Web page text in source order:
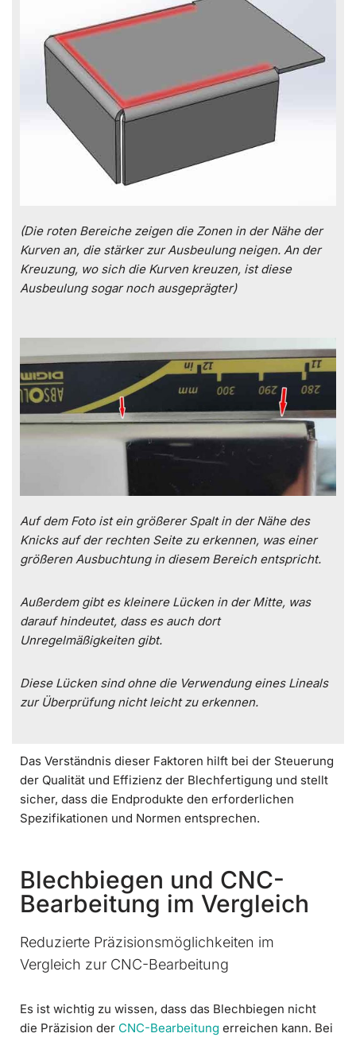
(Die roten Bereiche zeigen die Zonen in der Nähe der
Kurven an, die stärker zur Ausbeulung neigen. An der
Kreuzung, wo sich die Kurven kreuzen, ist diese
Ausbeulung sogar noch ausgeprägter)
Auf dem Foto ist ein größerer Spalt in der Nähe des
Knicks auf der rechten Seite zu erkennen, was einer
größeren Ausbuchtung in diesem Bereich entspricht.
Außerdem gibt es kleinere Lücken in der Mitte, was
darauf hindeutet, dass es auch dort
Unregelmäßigkeiten gibt.
Diese Lücken sind ohne die Verwendung eines Lineals
zur Überprüfung nicht leicht zu erkennen.
Das Verständnis dieser Faktoren hilft bei der Steuerung
der Qualität und Effizienz der Blechfertigung und stellt
sicher, dass die Endprodukte den erforderlichen
Spezifikationen und Normen entsprechen.
Blechbiegen und CNC-
Bearbeitung im Vergleich
Reduzierte Präzisionsmöglichkeiten im
Vergleich zur CNC-Bearbeitung
Es ist wichtig zu wissen, dass das Blechbiegen nicht
die Präzision der CNC-Bearbeitung erreichen kann. Bei